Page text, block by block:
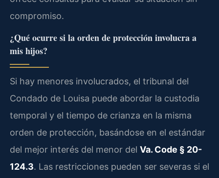
compromiso.
¿Qué ocurre si la orden de protección involucra a
mis hijos?
Si hay menores involucrados, el tribunal del
Condado de Louisa puede abordar la custodia
temporal y el tiempo de crianza en la misma
orden de protección, basándose en el estándar
del mejor interés del menor del Va. Code § 20-
124.3. Las restricciones pueden ser severas si el